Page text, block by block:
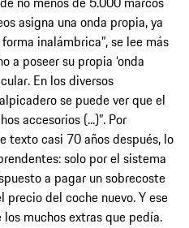
asigna una onda propia, ya
inalámbrica”, se lee más
a poseer su propia ‘onda
En los diversos
se puede ver que el
accesorios (...)”. Por
texto casi 70 años después, lo
solo por el sistema
a pagar un sobrecoste
del coche nuevo. Y ese
muchos extras que pedía.